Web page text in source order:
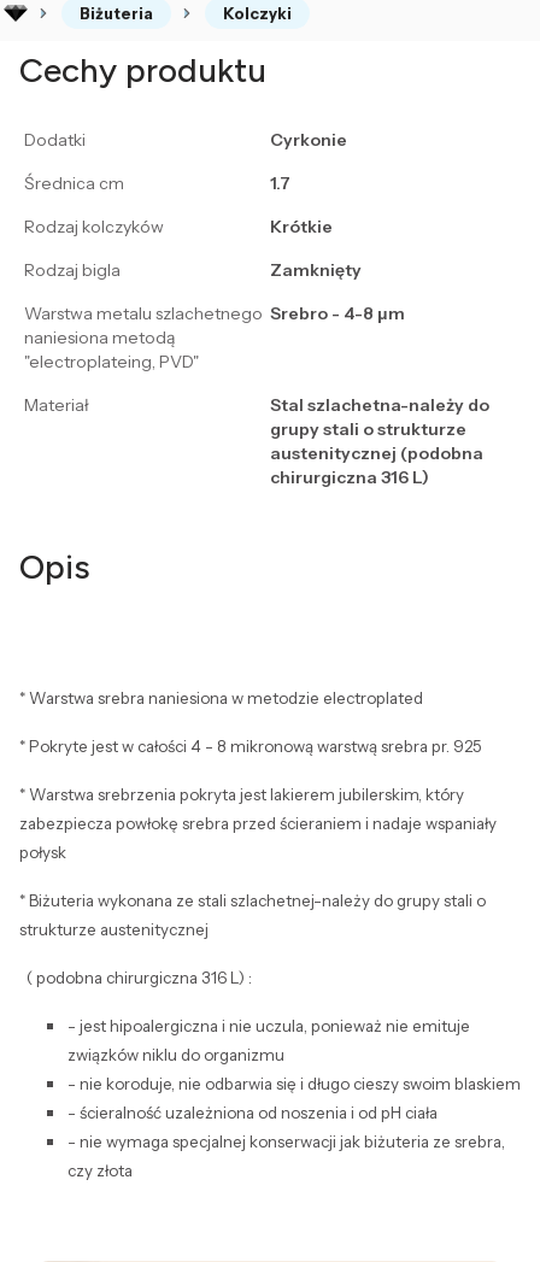
Biżuteria Kolczyki
Cechy produktu
Dodatki
Cyrkonie
Średnica cm
1.7
Rodzaj kolczyków
Krótkie
Rodzaj bigla
Zamknięty
Warstwa metalu szlachetnego
naniesiona metodą
"electroplateing, PVD"
Srebro - 4-8 μm
Materiał
Stal szlachetna-należy do
grupy stali o strukturze
austenitycznej (podobna
chirurgiczna 316 L)
Opis
* Warstwa srebra naniesiona w metodzie electroplated
* Pokryte jest w całości 4 - 8 mikronową warstwą srebra pr. 925
* Warstwa srebrzenia pokryta jest lakierem jubilerskim, który
zabezpiecza powłokę srebra przed ścieraniem i nadaje wspaniały
połysk
* Biżuteria wykonana ze stali szlachetnej-należy do grupy stali o
strukturze austenitycznej
( podobna chirurgiczna 316 L) :
- jest hipoalergiczna i nie uczula, ponieważ nie emituje
związków niklu do organizmu
- nie koroduje, nie odbarwia się i długo cieszy swoim blaskiem
- ścieralność uzależniona od noszenia i od pH ciała
- nie wymaga specjalnej konserwacji jak biżuteria ze srebra,
czy złota